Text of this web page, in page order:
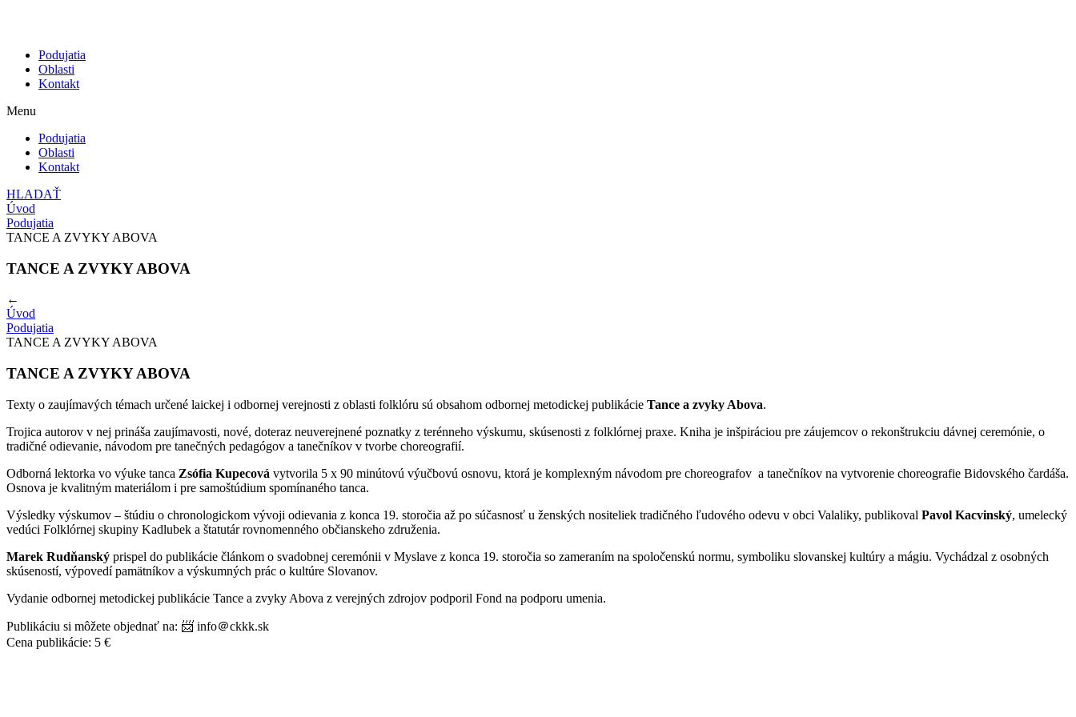
Podujatia
Oblasti
Kontakt
Menu
Podujatia
Oblasti
Kontakt
HLADAŤ
Úvod
Podujatia
TANCE A ZVYKY ABOVA
TANCE A ZVYKY ABOVA
←
Úvod
Podujatia
TANCE A ZVYKY ABOVA
TANCE A ZVYKY ABOVA
Texty o zaujímavých témach určené laickej i odbornej verejnosti z oblasti folklóru sú obsahom odbornej metodickej publikácie Tance a zvyky Abova.
Trojica autorov v nej prináša zaujímavosti, nové, doteraz neuverejnené poznatky z terénneho výskumu, skúsenosti z folklórnej praxe. Kniha je inšpiráciou pre záujemcov o rekonštrukciu dávnej ceremónie, o
tradičné odievanie, návodom pre tanečných pedagógov a tanečníkov v tvorbe choreografií.
Odborná lektorka vo výuke tanca Zsófia Kupecová vytvorila 5 x 90 minútovú výučbovú osnovu, ktorá je komplexným návodom pre choreografov a tanečníkov na vytvorenie choreografie Bidovského čardáša.
Osnova je kvalitným materiálom i pre samoštúdium spomínaného tanca.
Výsledky výskumov – štúdiu o chronologickom vývoji odievania z konca 19. storočia až po súčasnosť u ženských nositeliek tradičného ľudového odevu v obci Valaliky, publikoval Pavol Kacvinský, umelecký
vedúci Folklórnej skupiny Kadlubek a štatutár rovnomenného občianskeho združenia.
Marek Rudňanský prispel do publikácie článkom o svadobnej ceremónii v Myslave z konca 19. storočia so zameraním na spoločenskú normu, symboliku slovanskej kultúry a mágiu. Vychádzal z osobných
skúseností, výpovedí pamätníkov a výskumných prác o kultúre Slovanov.
Vydanie odbornej metodickej publikácie Tance a zvyky Abova z verejných zdrojov podporil Fond na podporu umenia.
Publikáciu si môžete objednať na: 📨 info＠ckkk.sk
Cena publikácie: 5 €